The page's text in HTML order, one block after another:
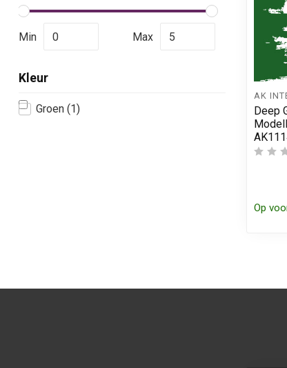
Kleur
Groen (1)
Min Max
AK
Deep
Op